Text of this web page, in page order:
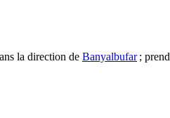
la direction de Banyalbufar;